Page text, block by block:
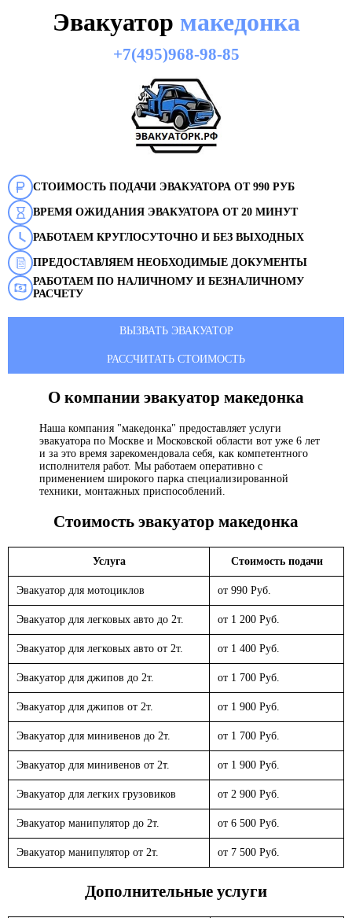
Эвакуатор македонка
+7(495)968-98-85
СТОИМОСТЬ ПОДАЧИ ЭВАКУАТОРА ОТ 990 РУБ
ВРЕМЯ ОЖИДАНИЯ ЭВАКУАТОРА ОТ 20 МИНУТ
РАБОТАЕМ КРУГЛОСУТОЧНО И БЕЗ ВЫХОДНЫХ
ПРЕДОСТАВЛЯЕМ НЕОБХОДИМЫЕ ДОКУМЕНТЫ
РАБОТАЕМ ПО НАЛИЧНОМУ И БЕЗНАЛИЧНОМУ
РАСЧЕТУ
ВЫЗВАТЬ ЭВАКУАТОР
РАССЧИТАТЬ СТОИМОСТЬ
О компании эвакуатор македонка
Наша компания "македонка" предоставляет услуги
эвакуатора по Москве и Московской области вот уже 6 лет
и за это время зарекомендовала себя, как компетентного
исполнителя работ. Мы работаем оперативно с
применением широкого парка специализированной
техники, монтажных приспособлений.
Стоимость эвакуатор македонка
Услуга Стоимость подачи
Эвакуатор для мотоциклов от 990 Руб.
Эвакуатор для легковых авто до 2т. от 1 200 Руб.
Эвакуатор для легковых авто от 2т. от 1 400 Руб.
Эвакуатор для джипов до 2т. от 1 700 Руб.
Эвакуатор для джипов от 2т. от 1 900 Руб.
Эвакуатор для минивенов до 2т. от 1 700 Руб.
Эвакуатор для минивенов от 2т. от 1 900 Руб.
Эвакуатор для легких грузовиков от 2 900 Руб.
Эвакуатор манипулятор до 2т. от 6 500 Руб.
Эвакуатор манипулятор от 2т. от 7 500 Руб.
Дополнительные услуги